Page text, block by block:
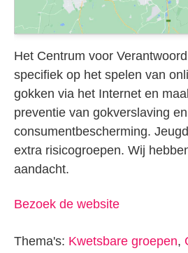
Het Centrum voor
specifiek op het spelen van
gokken via het Internet en
preventie van gokverslaving en
consumentbescherming.
extra risicogroepen. Wij
aandacht.
Bezoek de website
Thema's: Kwetsbare groepen,